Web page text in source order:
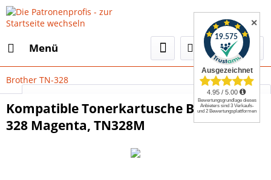
Menü
Select Language▼
Brother TN-328
Kompatible Tonerkartusche Brother TN-
328 Magenta, TN328M
✕